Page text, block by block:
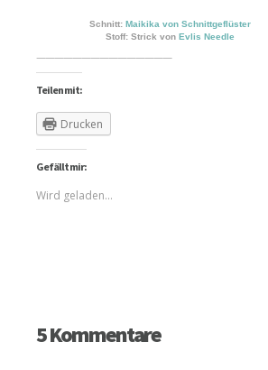
Schnitt: Maikika von Schnittgeflüster
Stoff: Strick von Evlis Needle
———————————————
Teilen mit:
Drucken
Gefällt mir:
Wird geladen...
5 Kommentare